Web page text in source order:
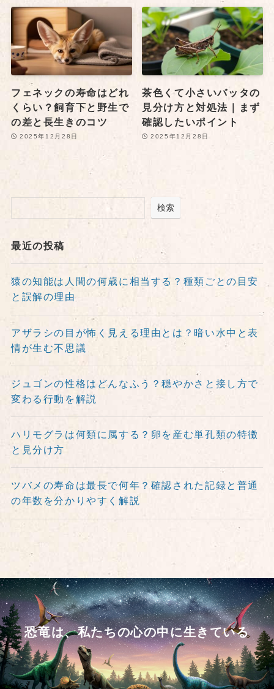
フェネックの寿命はどれ
くらい？飼育下と野生で
の差と長生きのコツ
2025年12月28日
茶色くて小さいバッタの
見分け方と対処法｜まず
確認したいポイント
2025年12月28日
検索
最近の投稿
猿の知能は人間の何歳に相当する？種類ごとの目安
と誤解の理由
アザラシの目が怖く見える理由とは？暗い水中と表
情が生む不思議
ジュゴンの性格はどんなふう？穏やかさと接し方で
変わる行動を解説
ハリモグラは何類に属する？卵を産む単孔類の特徴
と見分け方
ツバメの寿命は最長で何年？確認された記録と普通
の年数を分かりやすく解説
恐竜は、私たちの心の中に生きている